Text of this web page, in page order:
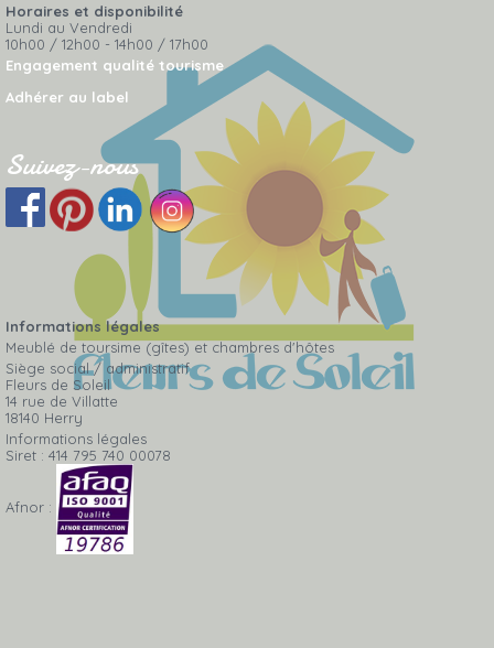
Horaires et disponibilité
Lundi au Vendredi
10h00 / 12h00 - 14h00 / 17h00
Engagement qualité tourisme
Adhérer au label
Suivez-nous
Informations légales
Meublé de toursime (gîtes) et chambres d'hôtes
Siège social / administratif
Fleurs de Soleil
14 rue de Villatte
18140 Herry
Informations légales
Siret : 414 795 740 00078
Afnor :